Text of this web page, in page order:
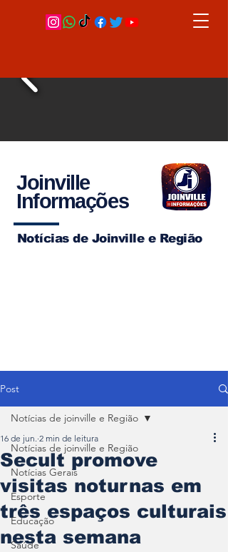
Joinville
Informações
Notícias de Joinville e Região
Post
Notícias de joinville e Região
Notícias Gerais
Esporte
Educação
Saúde
Notícias de joinville e Região
Secult promove
visitas noturnas em
três espaços culturais
nesta semana
16 de jun. 2 min de leitura